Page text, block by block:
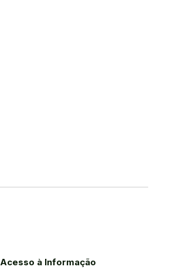
Acesso à Informação